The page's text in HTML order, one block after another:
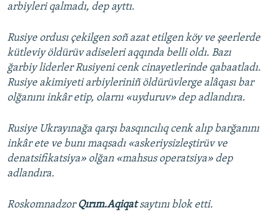
arbiyleri qalmadı, dep ayttı.
Rusiye ordusı çekilgen soñ azat etilgen köy ve şeerlerde
kütleviy öldürüv adiseleri aqqında belli oldı. Bazı
ğarbiy liderler Rusiyeni cenk cinayetlerinde qabaatladı.
Rusiye akimiyeti arbiyleriniñ öldürüvlerge alâqası bar
olğanını inkâr etip, olarnı «uyduruv» dep adlandıra.
Rusiye Ukrayınağa qarşı basqıncılıq cenk alıp barğanını
inkâr ete ve bunı maqsadı «askeriysizleştirüv ve
denatsifikatsiya» olğan «mahsus operatsiya» dep
adlandıra.
Roskomnadzor Qırım.Aqiqatsaytını blok etti.